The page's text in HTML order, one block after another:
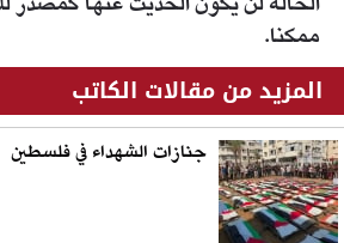
ممكنا.
المزيد من مقالات الكاتب
جنازات الشهداء في فلسطين